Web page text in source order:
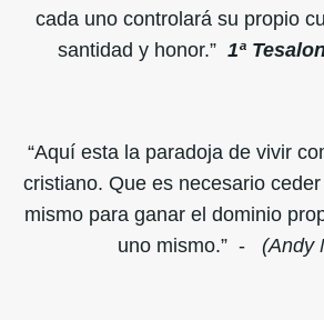
cada uno controlará su propio
santidad y honor.” 1ª
“Aquí esta la paradoja de vivir
cristiano. Que es necesario
mismo para ganar el dominio
uno mismo.” - (Andy